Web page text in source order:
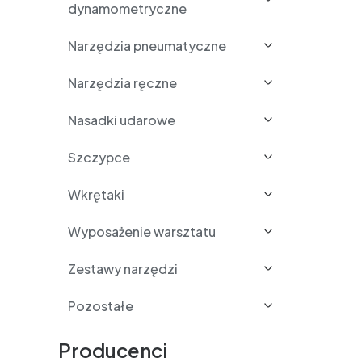
dynamometryczne
Narzędzia pneumatyczne
Narzędzia ręczne
Nasadki udarowe
Szczypce
Wkrętaki
Wyposażenie warsztatu
Zestawy narzędzi
Pozostałe
Producenci